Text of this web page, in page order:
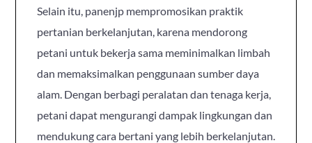
Selain itu, panenjp mempromosikan praktik
pertanian berkelanjutan, karena mendorong
petani untuk bekerja sama meminimalkan limbah
dan memaksimalkan penggunaan sumber daya
alam. Dengan berbagi peralatan dan tenaga kerja,
petani dapat mengurangi dampak lingkungan dan
mendukung cara bertani yang lebih berkelanjutan.